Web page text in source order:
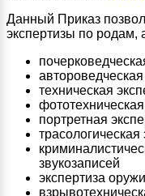
Данный Приказ
экспертизы по родам,
техническая
портретная
трасологическая
звукозаписей
экспертиза